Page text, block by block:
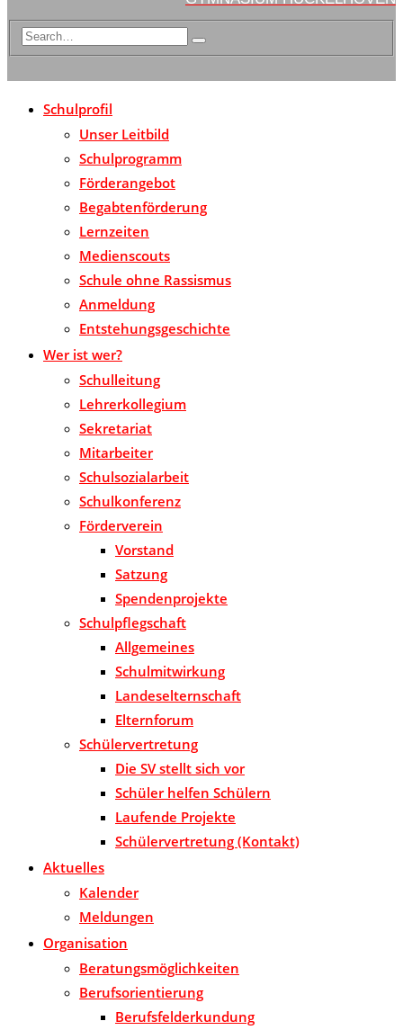
Schulprofil
Unser Leitbild
Schulprogramm
Förderangebot
Begabtenförderung
Lernzeiten
Medienscouts
Schule ohne Rassismus
Anmeldung
Entstehungsgeschichte
Wer ist wer?
Schulleitung
Lehrerkollegium
Sekretariat
Mitarbeiter
Schulsozialarbeit
Schulkonferenz
Förderverein
Vorstand
Satzung
Spendenprojekte
Schulpflegschaft
Allgemeines
Schulmitwirkung
Landeselternschaft
Elternforum
Schülervertretung
Die SV stellt sich vor
Schüler helfen Schülern
Laufende Projekte
Schülervertretung (Kontakt)
Aktuelles
Kalender
Meldungen
Organisation
Beratungsmöglichkeiten
Berufsorientierung
Berufsfelderkundung